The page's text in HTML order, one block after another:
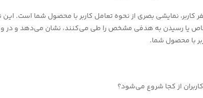
کاربر، نمایشی بصری از نحوه تعامل کاربر با محصول شما است. این
یا رسیدن به هدفی مشخص را طی می‌کنند، نشان می‌دهد و در
با محصول شما.
از کجا شروع می‌شود؟